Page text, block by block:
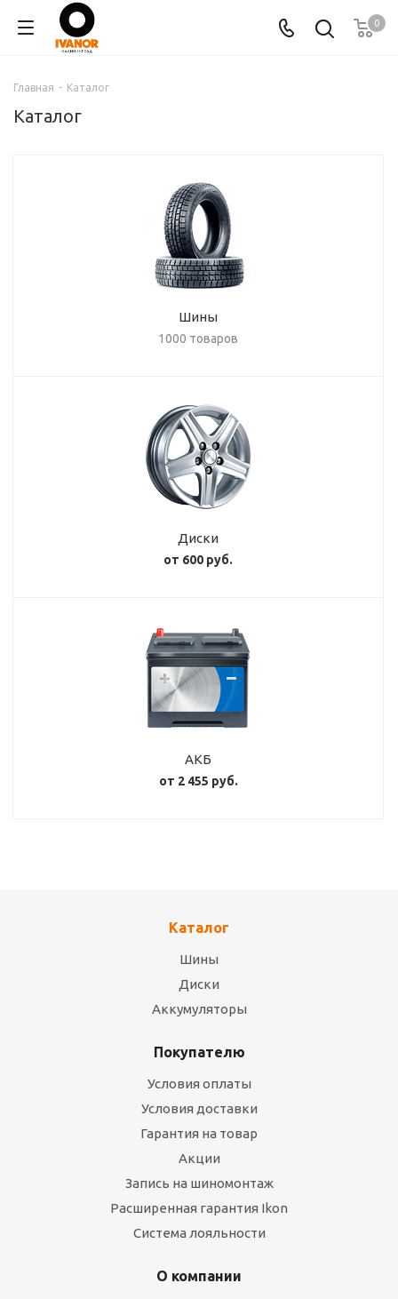
0
Главная - Каталог
Каталог
Шины
1000 товаров
Диски
от 600 руб.
АКБ
от 2 455 руб.
Каталог
Шины
Диски
Аккумуляторы
Покупателю
Условия оплаты
Условия доставки
Гарантия на товар
Акции
Запись на шиномонтаж
Расширенная гарантия Ikon
Система лояльности
О компании